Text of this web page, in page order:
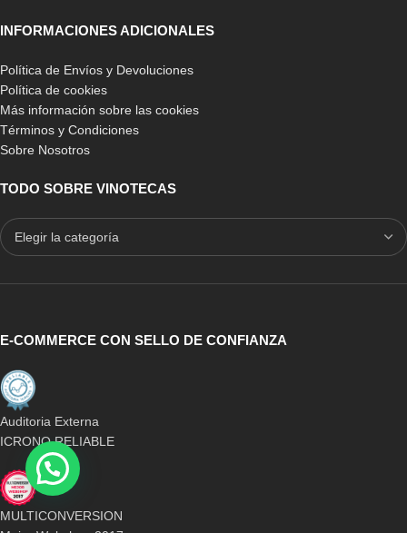
INFORMACIONES ADICIONALES
Política de Envíos y Devoluciones
Política de cookies
Más información sobre las cookies
Términos y Condiciones
Sobre Nosotros
TODO SOBRE VINOTECAS
E-COMMERCE CON SELLO DE CONFIANZA
Auditoria Externa
ICRONO RELIABLE
MULTICONVERSION